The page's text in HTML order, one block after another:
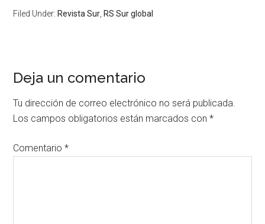
Filed Under: Revista Sur, RS Sur global
Deja un comentario
Tu dirección de correo electrónico no será publicada.
Los campos obligatorios están marcados con*
Comentario*